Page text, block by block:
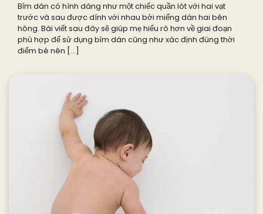
Bỉm dán có hình dáng như một chiếc quần lót với hai vạt
trước và sau được dính với nhau bởi miếng dán hai bên
hông. Bài viết sau đây sẽ giúp mẹ hiểu rõ hơn về giai đoạn
phù hợp để sử dụng bỉm dán cũng như xác định đúng thời
điểm bé nên […]